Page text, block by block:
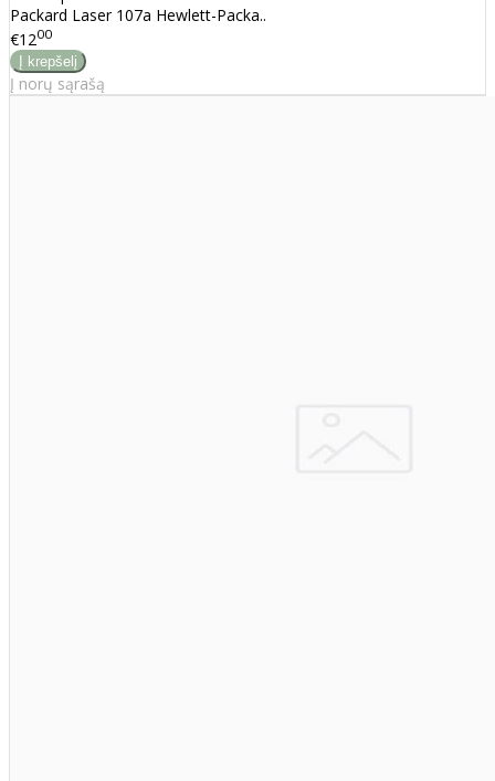
Packard Laser 107a Hewlett-Packa..
€1200
Į norų sąrašą